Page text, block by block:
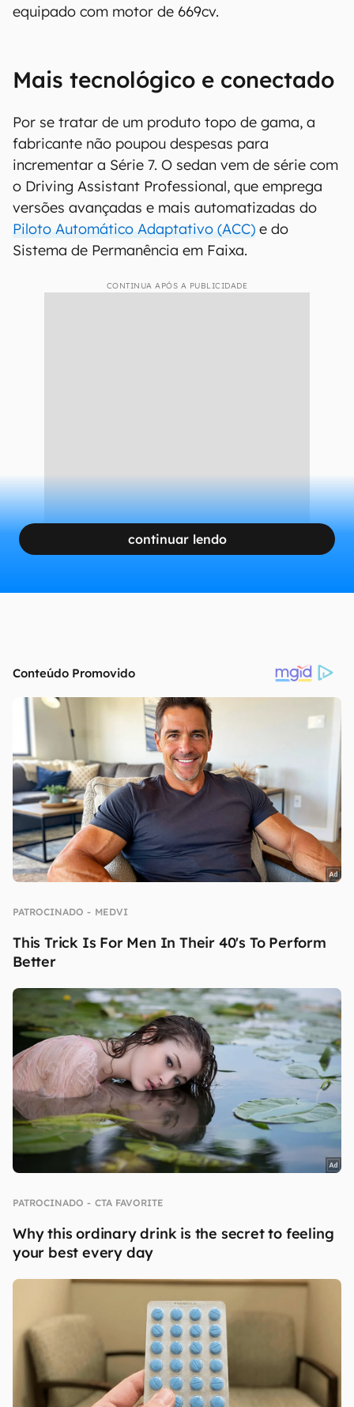
equipado com motor de 669cv.
Mais tecnológico e conectado
Por se tratar de um produto topo de gama, a
fabricante não poupou despesas para
incrementar a Série 7. O sedan vem de série com
o Driving Assistant Professional, que emprega
versões avançadas e mais automatizadas do
Piloto Automático Adaptativo (ACC) e do
Sistema de Permanência em Faixa.
CONTINUA APÓS A PUBLICIDADE
continuar lendo